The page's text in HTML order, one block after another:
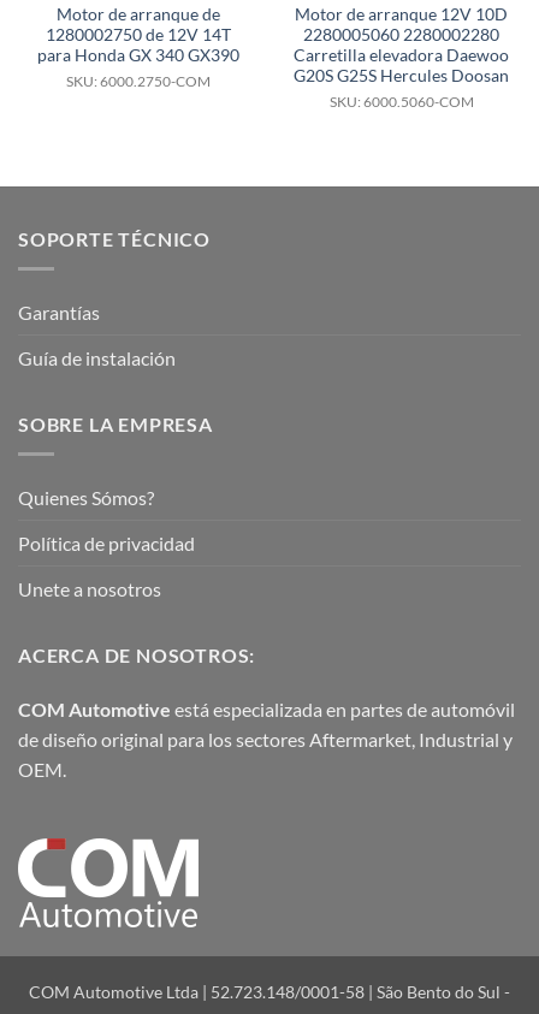
Motor de arranque de
1280002750 de 12V 14T
para Honda GX 340 GX390
SKU: 6000.2750-COM
Motor de arranque 12V 10D
2280005060 2280002280
Carretilla elevadora Daewoo
G20S G25S Hercules Doosan
SKU: 6000.5060-COM
SOPORTE TÉCNICO
Garantías
Guía de instalación
SOBRE LA EMPRESA
Quienes Sómos?
Política de privacidad
Unete a nosotros
ACERCA DE NOSOTROS:
COM Automotive está especializada en partes de automóvil
de diseño original para los sectores Aftermarket, Industrial y
OEM.
COM Automotive Ltda | 52.723.148/0001-58 | São Bento do Sul -